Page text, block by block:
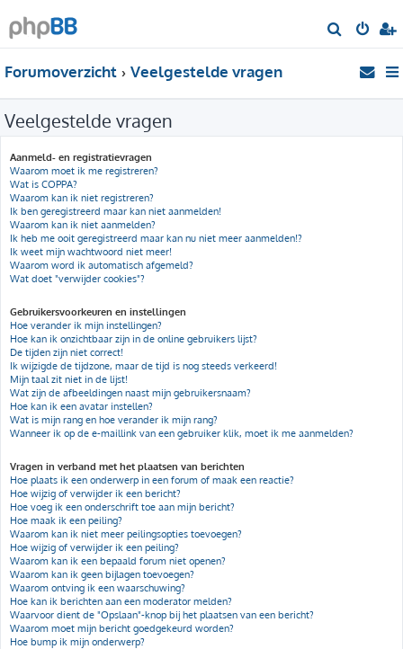
o
Forumoverzicht Veelgestelde vragen
Veelgestelde vragen
Aanmeld- en registratievragen
Waarom moet ik me registreren?
Wat is COPPA?
Waarom kan ik niet registreren?
Ik ben geregistreerd maar kan niet aanmelden!
Waarom kan ik niet aanmelden?
Ik heb me ooit geregistreerd maar kan nu niet meer aanmelden!?
Ik weet mijn wachtwoord niet meer!
Waarom word ik automatisch afgemeld?
Wat doet "verwijder cookies"?
Gebruikersvoorkeuren en instellingen
Hoe verander ik mijn instellingen?
Hoe kan ik onzichtbaar zijn in de online gebruikers lijst?
De tijden zijn niet correct!
Ik wijzigde de tijdzone, maar de tijd is nog steeds verkeerd!
Mijn taal zit niet in de lijst!
Wat zijn de afbeeldingen naast mijn gebruikersnaam?
Hoe kan ik een avatar instellen?
Wat is mijn rang en hoe verander ik mijn rang?
Wanneer ik op de e-maillink van een gebruiker klik, moet ik me aanmelden?
Vragen in verband met het plaatsen van berichten
Hoe plaats ik een onderwerp in een forum of maak een reactie?
Hoe wijzig of verwijder ik een bericht?
Hoe voeg ik een onderschrift toe aan mijn bericht?
Hoe maak ik een peiling?
Waarom kan ik niet meer peilingsopties toevoegen?
Hoe wijzig of verwijder ik een peiling?
Waarom kan ik een bepaald forum niet openen?
Waarom kan ik geen bijlagen toevoegen?
Waarom ontving ik een waarschuwing?
Hoe kan ik berichten aan een moderator melden?
Waarvoor dient de "Opslaan"-knop bij het plaatsen van een bericht?
Waarom moet mijn bericht goedgekeurd worden?
Hoe bump ik mijn onderwerp?